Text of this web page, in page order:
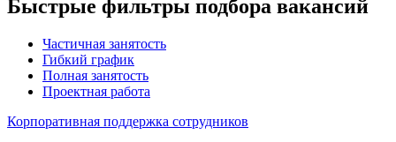
Быстрые фильтры подбора вакансий
Частичная занятость
Гибкий график
Полная занятость
Проектная работа
Корпоративная поддержка сотрудников